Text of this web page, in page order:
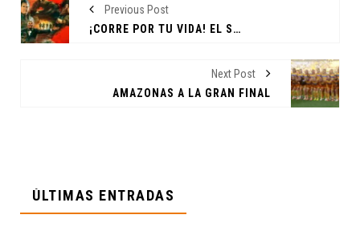
Previous Post
¡CORRE POR TU VIDA! EL SOBREVIVIENTE: ESCÓNDETE O MUERE
Next Post
AMAZONAS A LA GRAN FINAL
ÚLTIMAS ENTRADAS